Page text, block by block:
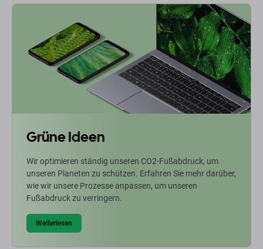
Grüne Ideen
Wir optimieren ständig unseren CO2-Fußabdruck, um
unseren Planeten zu schützen. Erfahren Sie mehr darüber,
wie wir unsere Prozesse anpassen, um unseren
Fußabdruck zu verringern.
Weiterlesen